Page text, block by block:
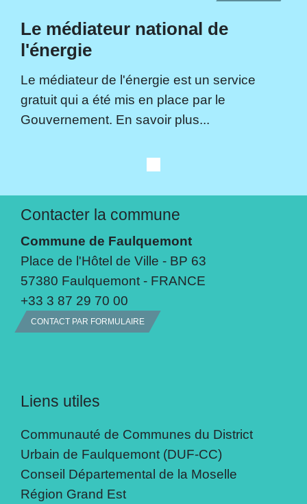
Le médiateur national de
l'énergie
Le médiateur de l'énergie est un service
gratuit qui a été mis en place par le
Gouvernement. En savoir plus...
Contacter la commune
Commune de Faulquemont
Place de l'Hôtel de Ville - BP 63
57380 Faulquemont - FRANCE
+33 3 87 29 70 00
CONTACT PAR FORMULAIRE
Liens utiles
Communauté de Communes du District
Urbain de Faulquemont (DUF-CC)
Conseil Départemental de la Moselle
Région Grand Est